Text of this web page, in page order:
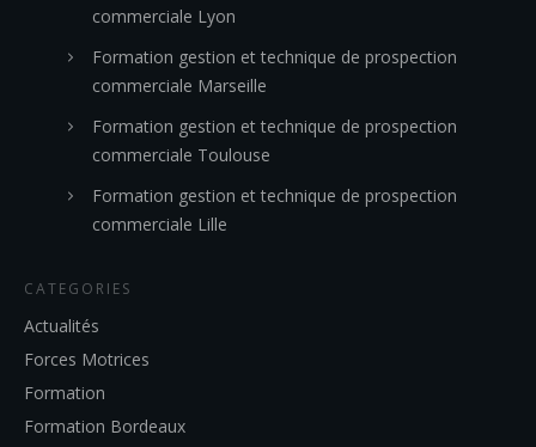
commerciale Lyon
Formation gestion et technique de prospection
commerciale Marseille
Formation gestion et technique de prospection
commerciale Toulouse
Formation gestion et technique de prospection
commerciale Lille
CATEGORIES
Actualités
Forces Motrices
Formation
Formation Bordeaux